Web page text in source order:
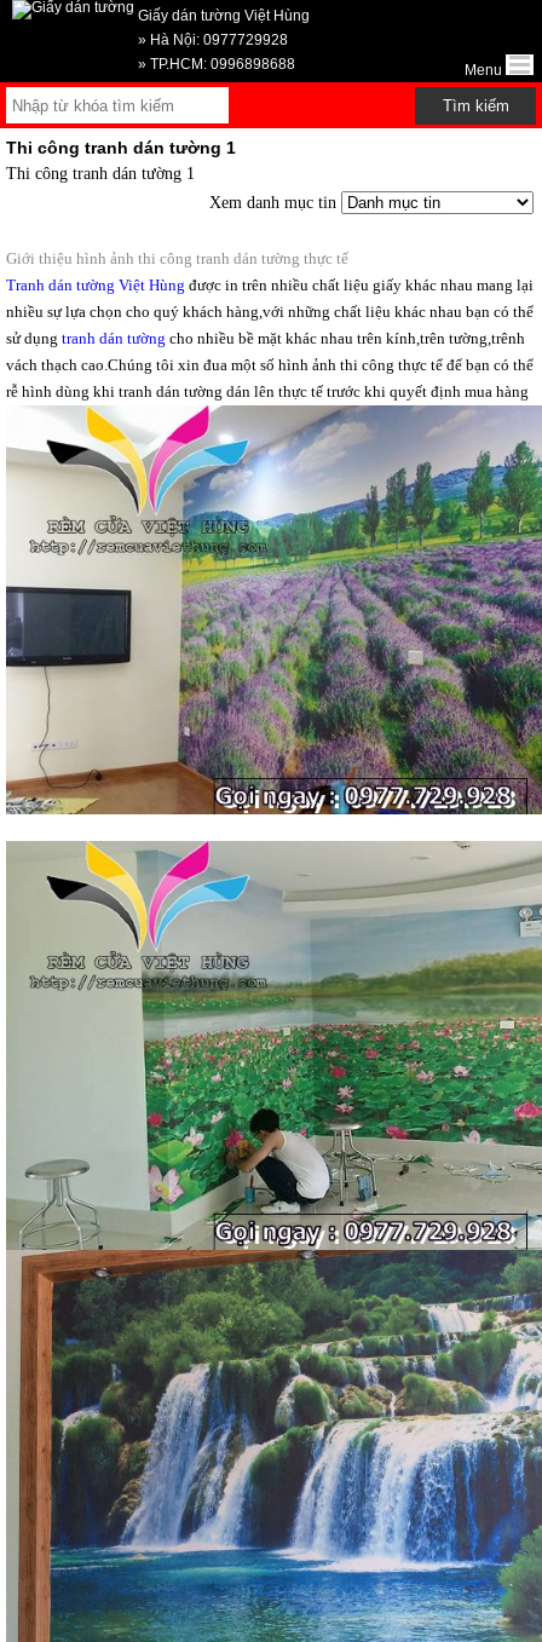
Giấy dán tường Việt Hùng
» Hà Nội: 0977729928
» TP.HCM: 0996898688
Menu
Thi công tranh dán tường 1
Thi công tranh dán tường 1
Xem danh mục tin
Giới thiệu hình ảnh thi công tranh dán tường thực tế
Tranh dán tường Việt Hùng được in trên nhiều chất liệu giấy khác nhau mang lại
nhiều sự lựa chọn cho quý khách hàng,với những chất liệu khác nhau bạn có thể
sử dụng tranh dán tường cho nhiều bề mặt khác nhau trên kính,trên tường,trênh
vách thạch cao.Chúng tôi xin đua một số hình ảnh thi công thực tể để bạn có thể
rễ hình dùng khi tranh dán tường dán lên thực tế trước khi quyết định mua hàng